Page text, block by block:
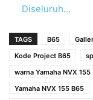
Diseluruh…
TAGS B65
Kode Project B65
warna Yamaha NVX 155
Yamaha NVX 155 B65